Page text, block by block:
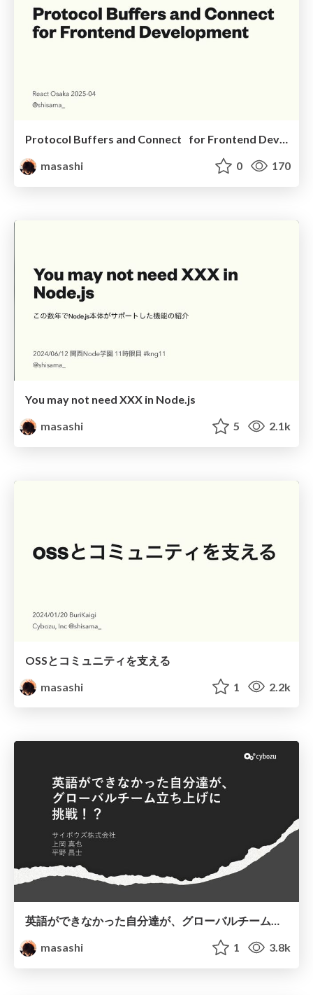
masashi
0 170
You may not need XXX in Node.js
masashi
5 2.1k
OSSとコミュニティを支える
masashi
1 2.2k
英語ができなかった自分達が、グローバルチーム立ち上げに挑戦！？
masashi
1 3.8k